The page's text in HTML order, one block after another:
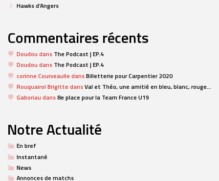
Hawks d’Angers
Commentaires récents
Doudou dans The Podcast | EP.4
Doudou dans The Podcast | EP.4
corinne Courveaulle dansBilletterie pour Carpentier 2020
Rouquairol Brigitte dansVal et Théo, une amitié en bleu, blanc, rouge…
Gaboriau dans8e place pour la Team France U19
Notre Actualité
En bref
Instantané
News
Annonces de matchs